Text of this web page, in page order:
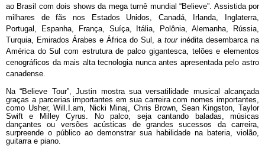
ao Brasil com dois shows da mega turnê mundial “Believe”. Assistida por
milhares de fãs nos Estados Unidos, Canadá, Irlanda, Inglaterra,
Portugal, Espanha, França, Suíça, Itália, Polônia, Alemanha, Rússia,
Turquia, Emirados Árabes e África do Sul, a tourinédita desembarca na
América do Sul com estrutura de palco gigantesca, telões e elementos
cenográficos da mais alta tecnologia nunca antes apresentada pelo astro
canadense.
Na “Believe Tour”, Justin mostra sua versatilidade musical alcançada
graças a parcerias importantes em sua carreira com nomes importantes,
como Usher, Will.I.am, Nicki Minaj, Chris Brown, Sean Kingston, Taylor
Swift e Milley Cyrus. No palco, seja cantando baladas, músicas
dançantes ou versões acústicas de grandes sucessos da carreira,
surpreende o público ao demonstrar sua habilidade na bateria, violão,
guitarra e piano.